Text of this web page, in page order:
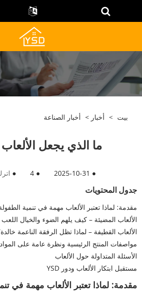
بيت > أخبار > أخبار الصناعة
ما الذي يجعل
●
2025-10-31
●
4
●
جدول المحتويات
مقدمة: لماذا تعتبر الألعاب مهمة في تنمية
الألعاب المضيئة – كيف يلهم الضوء والخيال اللعب
الألعاب القطيفة – لماذا تظل الرفقة الناعمة
مواصفات المنتج الرئيسية ونظرة عامة على المواد
الأسئلة المتداولة حول الألعاب
مستقبل ابتكار الألعاب ودور YSD
مقدمة: لماذا تعتبر الألعاب مهمة في